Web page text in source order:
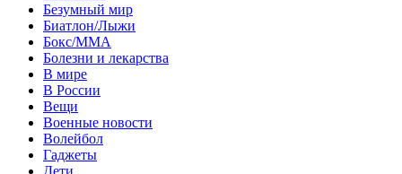
Безумный мир
Биатлон/Лыжи
Бокс/MMA
Болезни и лекарства
В мире
В России
Вещи
Военные новости
Волейбол
Гаджеты
Дети